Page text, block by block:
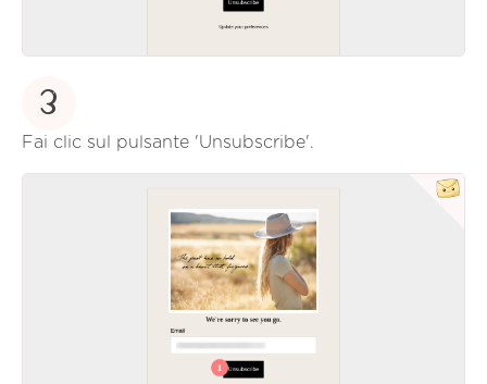
3
Fai clic sul pulsante 'Unsubscribe'.